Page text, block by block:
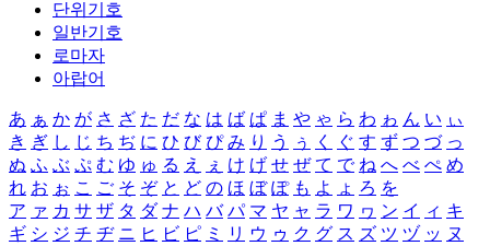
단위기호
일반기호
로마자
아랍어
あ ぁ か が さ ざ た だ な は ば ぱ ま や ゃ ら わ ゎ ん い ぃ
き ぎ し じ ち ぢ に ひ び ぴ み り う ぅ く ぐ す ず つ づ っ
ぬ ふ ぶ ぷ む ゆ ゅ る え ぇ け げ せ ぜ て で ね へ べ ぺ め
れ お ぉ こ ご そ ぞ と ど の ほ ぼ ぽ も よ ょ ろ を
ア ァ カ サ ザ タ ダ ナ ハ バ パ マ ヤ ャ ラ ワ ヮ ン イ ィ キ
ギ シ ジ チ ヂ ニ ヒ ビ ピ ミ リ ウ ゥ ク グ ス ズ ツ ヅ ッ ヌ